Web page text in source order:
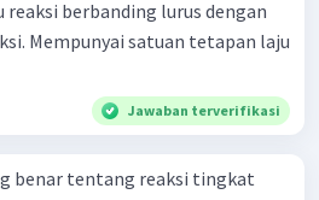
laju
Jawaban terverifikasi
benar tentang reaksi tingkat